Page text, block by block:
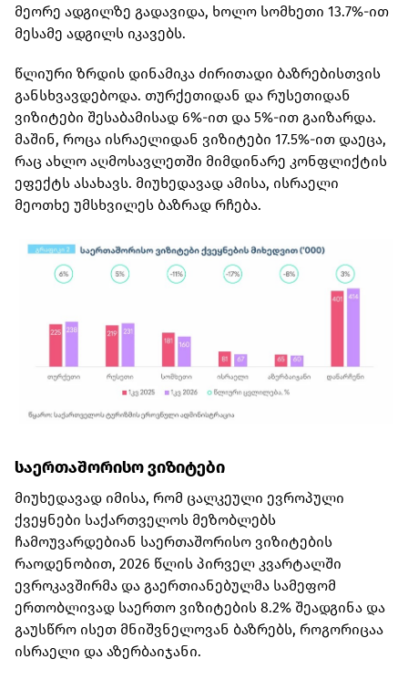
მეორე ადგილზე გადავიდა, ხოლო სომხეთი 13.7%-ით
მესამე ადგილს იკავებს.
წლიური ზრდის დინამიკა ძირითადი ბაზრებისთვის
განსხვავდებოდა. თურქეთიდან და რუსეთიდან
ვიზიტები შესაბამისად 6%-ით და 5%-ით გაიზარდა.
მაშინ, როცა ისრაელიდან ვიზიტები 17.5%-ით დაეცა,
რაც ახლო აღმოსავლეთში მიმდინარე კონფლიქტის
ეფექტს ასახავს. მიუხედავად ამისა, ისრაელი
მეოთხე უმსხვილეს ბაზრად რჩება.
საერთაშორისო ვიზიტები
მიუხედავად იმისა, რომ ცალკეული ევროპული
ქვეყნები საქართველოს მეზობლებს
ჩამოუვარდებიან საერთაშორისო ვიზიტების
რაოდენობით, 2026 წლის პირველ კვარტალში
ევროკავშირმა და გაერთიანებულმა სამეფომ
ერთობლივად საერთო ვიზიტების 8.2% შეადგინა და
გაუსწრო ისეთ მნიშვნელოვან ბაზრებს, როგორიცაა
ისრაელი და აზერბაიჯანი.